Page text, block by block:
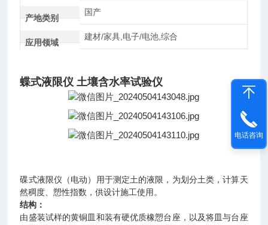
产地类别
国产
应用领域
建材/家具,电子/电池,综合
蝶式液限仪 土壤含水率试验仪
碟式液限仪（电动）用于测定土的液限，为划分土类，计算天
然稠度、愬性指数，供设计施工使用。
结构：
由盛装试样的黄铜皿和装有硬优质橡愬台座，以及将皿与台座
电话咨询